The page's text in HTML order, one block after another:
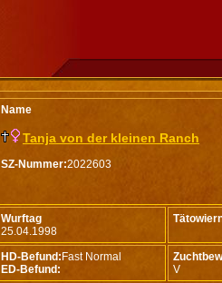
Name
Tanja von der kleinen Ranch
SZ-Nummer:2022603
Wurftag
25.04.1998
HD-Befund: Fast Normal
ED-Befund:
V